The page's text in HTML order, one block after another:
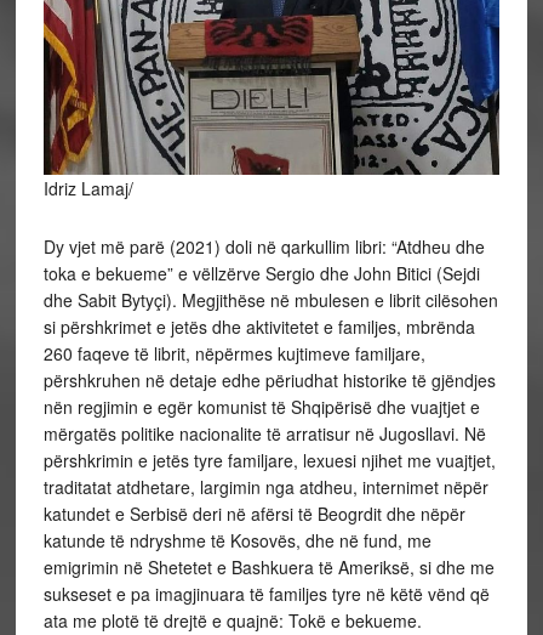
Idriz Lamaj/
Dy vjet më parë (2021) doli në qarkullim libri: “Atdheu dhe
toka e bekueme” e vëllzërve Sergio dhe John Bitici (Sejdi
dhe Sabit Bytyçi). Megjithëse në mbulesen e librit cilësohen
si përshkrimet e jetës dhe aktivitetet e familjes, mbrënda
260 faqeve të librit, nëpërmes kujtimeve familjare,
përshkruhen në detaje edhe përiudhat historike të gjëndjes
nën regjimin e egër komunist të Shqipërisë dhe vuajtjet e
mërgatës politike nacionalite të arratisur në Jugosllavi. Në
përshkrimin e jetës tyre familjare, lexuesi njihet me vuajtjet,
traditatat atdhetare, largimin nga atdheu, internimet nëpër
katundet e Serbisë deri në afërsi të Beogrdit dhe nëpër
katunde të ndryshme të Kosovës, dhe në fund, me
emigrimin në Shetetet e Bashkuera të Ameriksë, si dhe me
sukseset e pa imagjinuara të familjes tyre në këtë vënd që
ata me plotë të drejtë e quajnë: Tokë e bekueme.